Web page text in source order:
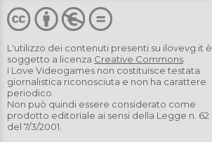
L'utilizzo dei contenuti presenti su ilovevg.it è
soggetto a licenza Creative Commons
I Love Videogames non costituisce testata
giornalistica riconosciuta e non ha carattere
periodico.
Non può quindi essere considerato come
prodotto editoriale ai sensi della Legge n. 62
del 7/3/2001.